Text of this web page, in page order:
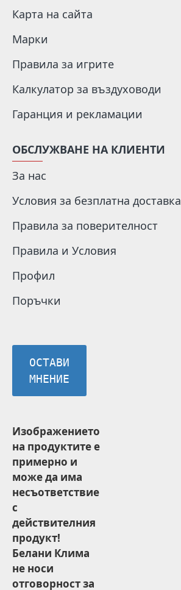
Карта на сайта
Марки
Правила за игрите
Калкулатор за въздуховоди
Гаранция и рекламации
ОБСЛУЖВАНЕ НА КЛИЕНТИ
За нас
Условия за безплатна доставка
Правила за поверителност
Правила и Условия
Профил
Поръчки
ОСТАВИ
МНЕНИЕ
Изображението
на продуктите е
примерно и
може да има
несъответствие
с
действителния
продукт!
Белани Клима
не носи
отговорност за